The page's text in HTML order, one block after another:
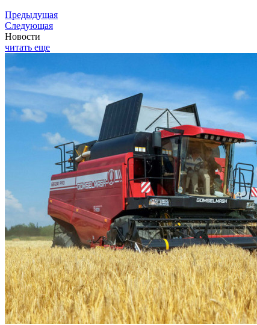
Предыдущая
Следующая
Новости
читать еще